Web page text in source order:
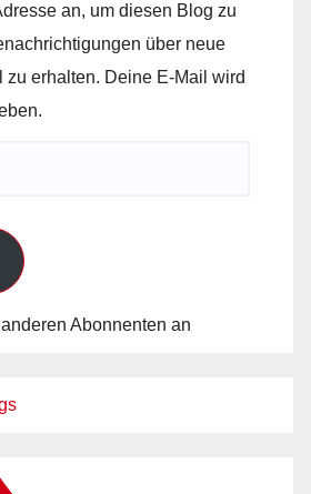
an, um diesen Blog zu
über neue
zu erhalten. Deine E-Mail wird
Abonnenten an